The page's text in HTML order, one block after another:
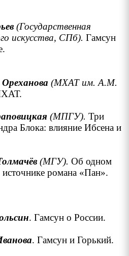
(Государственная
искусства, СПб). Гамсун
Ореханова (МХАТ им. А.М.
(МПГУ). Три
Блока: влияние Ибсена и
(МГУ). Об одном
романа «Пан».
. Гамсун о России.
. Гамсун и Горький.